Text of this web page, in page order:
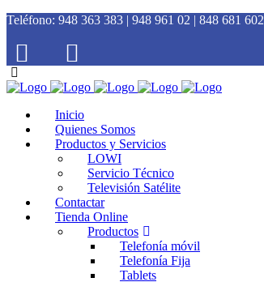
Teléfono: 948 363 383 | 948 961 02 | 848 681 602
Inicio
Quienes Somos
Productos y Servicios
LOWI
Servicio Técnico
Televisión Satélite
Contactar
Tienda Online
Productos
Telefonía móvil
Telefonía Fija
Tablets